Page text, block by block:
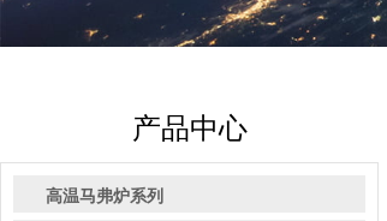
产品中心
高温马弗炉系列